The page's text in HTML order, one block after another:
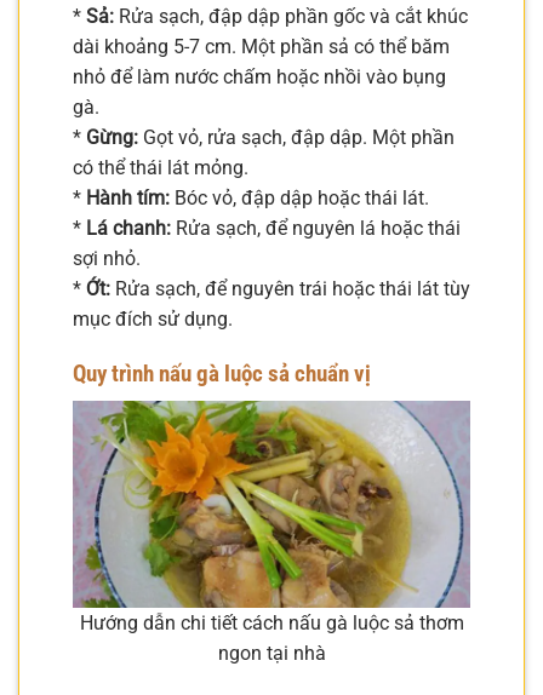
* Sả: Rửa sạch, đập dập phần gốc và cắt khúc
dài khoảng 5-7 cm. Một phần sả có thể băm
nhỏ để làm nước chấm hoặc nhồi vào bụng
gà.
* Gừng: Gọt vỏ, rửa sạch, đập dập. Một phần
có thể thái lát mỏng.
* Hành tím: Bóc vỏ, đập dập hoặc thái lát.
* Lá chanh: Rửa sạch, để nguyên lá hoặc thái
sợi nhỏ.
* Ớt: Rửa sạch, để nguyên trái hoặc thái lát tùy
mục đích sử dụng.
Quy trình nấu gà luộc sả chuẩn vị
Hướng dẫn chi tiết cách nấu gà luộc sả thơm
ngon tại nhà